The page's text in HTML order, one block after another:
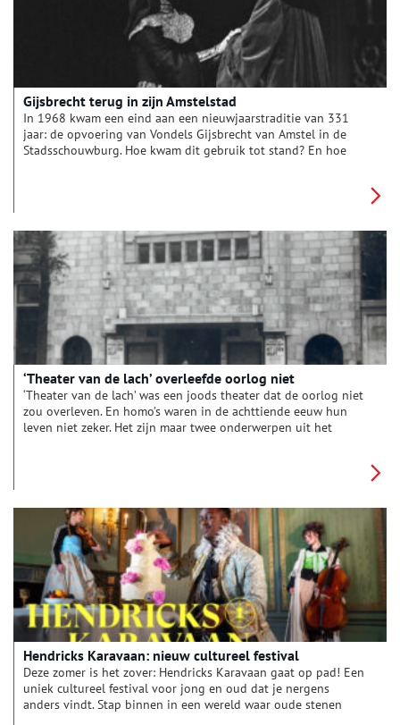
Gijsbrecht terug in zijn Amstelstad
In 1968 kwam een eind aan een nieuwjaarstraditie van 331
jaar: de opvoering van Vondels Gijsbrecht van Amstel in de
Stadsschouwburg. Hoe kwam dit gebruik tot stand? En hoe
‘Theater van de lach’ overleefde oorlog niet
‘Theater van de lach’ was een joods theater dat de oorlog niet
zou overleven. En homo’s waren in de achttiende eeuw hun
leven niet zeker. Het zijn maar twee onderwerpen uit het
Hendricks Karavaan: nieuw cultureel festival
Deze zomer is het zover: Hendricks Karavaan gaat op pad! Een
uniek cultureel festival voor jong en oud dat je nergens
anders vindt. Stap binnen in een wereld waar oude stenen